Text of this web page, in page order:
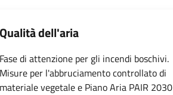
Qualità dell'aria
Fase di attenzione per gli incendi boschivi.
Misure per l'abbruciamento controllato di
materiale vegetale e Piano Aria PAIR 2030